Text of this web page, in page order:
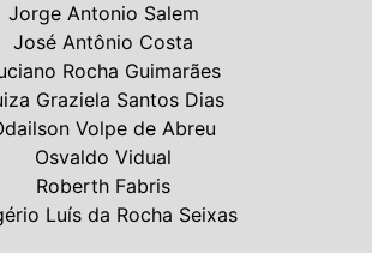
Jorge Antonio Salem
José Antônio Costa
Rocha Guimarães
Graziela Santos Dias
Volpe de Abreu
Osvaldo Vidual
Roberth Fabris
Luís da Rocha Seixas